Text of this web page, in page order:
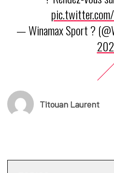
— Winamax Sport ?
Titouan Laurent